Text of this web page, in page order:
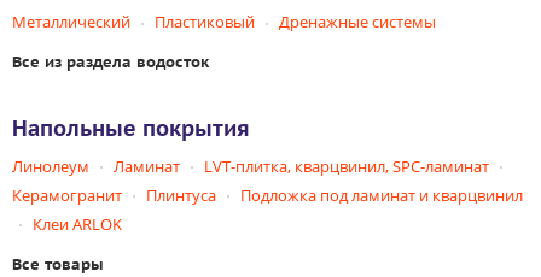
Металлический Пластиковый Дренажные системы
Все из раздела водосток
Напольные покрытия
Линолеум Ламинат
LVT-плитка, кварцвинил, SPC-ламинат
Керамогранит
Плинтуса
Подложка под ламинат и кварцвинил
Клеи ARLOK
Все товары